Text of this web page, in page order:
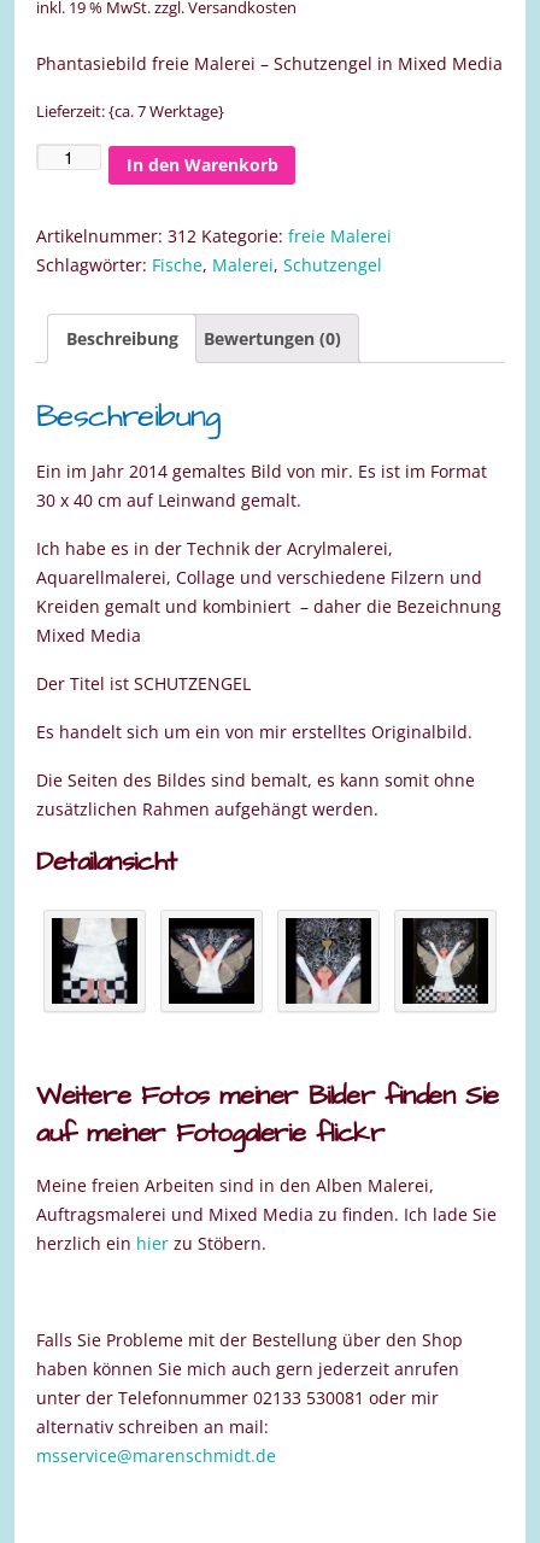
inkl. 19 % MwSt.zzgl. Versandkosten
Phantasiebild freie Malerei – Schutzengel in Mixed Media
Lieferzeit: {ca. 7 Werktage}
Schutzengel
30x40
Menge
In den Warenkorb
Artikelnummer: 312 Kategorie: freie Malerei
Schlagwörter: Fische, Malerei, Schutzengel
Beschreibung Bewertungen (0)
Beschreibung
Ein im Jahr 2014 gemaltes Bild von mir. Es ist im Format
30 x 40 cm auf Leinwand gemalt.
Ich habe es in der Technik der Acrylmalerei,
Aquarellmalerei, Collage und verschiedene Filzern und
Kreiden gemalt und kombiniert – daher die Bezeichnung
Mixed Media
Der Titel ist SCHUTZENGEL
Es handelt sich um ein von mir erstelltes Originalbild.
Die Seiten des Bildes sind bemalt, es kann somit ohne
zusätzlichen Rahmen aufgehängt werden.
Detailansicht
Weitere Fotos meiner Bilder finden Sie
auf meiner Fotogalerie flickr
Meine freien Arbeiten sind in den Alben Malerei,
Auftragsmalerei und Mixed Media zu finden. Ich lade Sie
herzlich ein hier zu Stöbern.
Falls Sie Probleme mit der Bestellung über den Shop
haben können Sie mich auch gern jederzeit anrufen
unter der Telefonnummer 02133 530081 oder mir
alternativ schreiben an mail:
msservice@marenschmidt.de